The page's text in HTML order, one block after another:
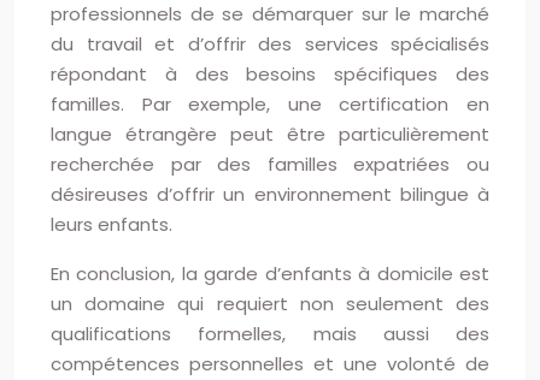
professionnels de se démarquer sur le marché
du travail et d’offrir des services spécialisés
répondant à des besoins spécifiques des
familles. Par exemple, une certification en
langue étrangère peut être particulièrement
recherchée par des familles expatriées ou
désireuses d’offrir un environnement bilingue à
leurs enfants.
En conclusion, la garde d’enfants à domicile est
un domaine qui requiert non seulement des
qualifications formelles, mais aussi des
compétences personnelles et une volonté de